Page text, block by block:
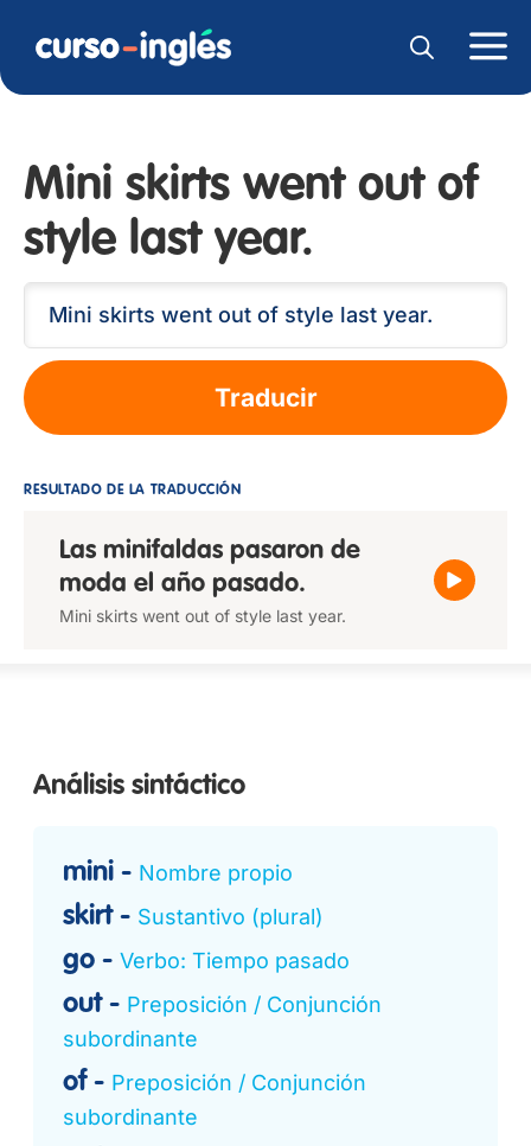
Mini skirts went out of
style last year.
Traducir
RESULTADO DE LA TRADUCCIÓN
Las minifaldas pasaron de
moda el año pasado.
Mini skirts went out of style last year.
Análisis sintáctico
mini Nombre propio
skirt Sustantivo (plural)
go Verbo: Tiempo pasado
out
Preposición / Conjunción
subordinante
of
Preposición / Conjunción
subordinante